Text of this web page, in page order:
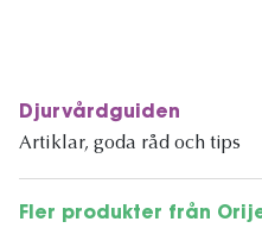
Djurvårdguiden
Artiklar, goda råd och tips
Fler produkter från